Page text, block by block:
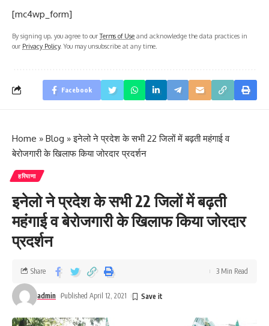
[mc4wp_form]
By signing up, you agree to ourTerms of Use and acknowledge the data practices in
our Privacy Policy. You may unsubscribe at any time.
Facebook
Home » Blog »इनेलो ने प्रदेश के सभी 22 जिलों में बढ़ती महंगाई व
बेरोजगारी के खिलाफ किया जोरदार प्रदर्शन
हरियाणा
इनेलो ने प्रदेश के सभी 22 जिलों में बढ़ती
महंगाई व बेरोजगारी के खिलाफ किया जोरदार
प्रदर्शन
admin Published April 12, 2021
Share 3 Min Read